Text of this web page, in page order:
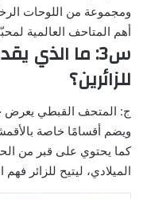
ومجموعة من اللوحات
أهم المتاحف العالمية
س3: ما الذي
للزائرين؟
ويضم أقسامًا خاصة
كما يحتوي على قبر من
الميلادي، ليتيح للزائر